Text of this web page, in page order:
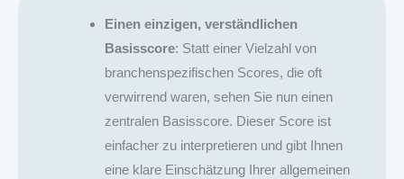
Einen einzigen, verständlichen
Basisscore: Statt einer Vielzahl von
branchenspezifischen Scores, die oft
verwirrend waren, sehen Sie nun einen
zentralen Basisscore. Dieser Score ist
einfacher zu interpretieren und gibt Ihnen
eine klare Einschätzung Ihrer allgemeinen